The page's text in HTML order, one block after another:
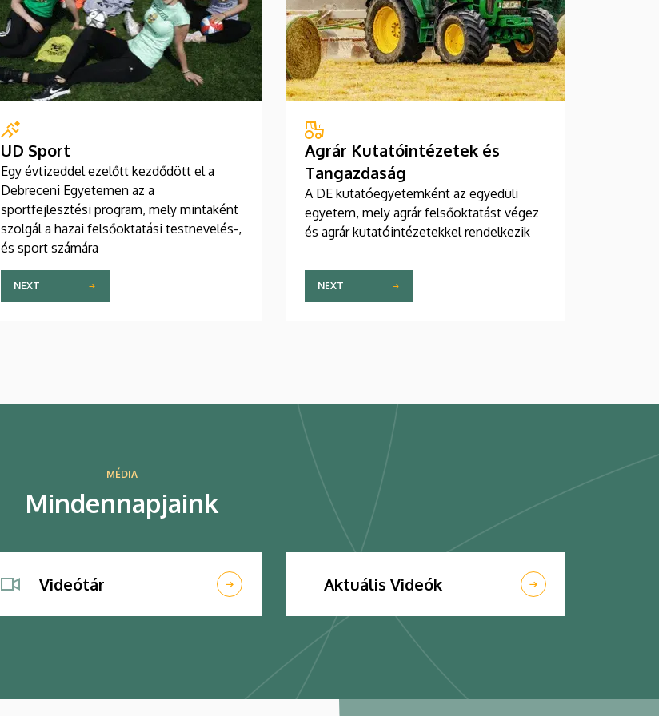
UD Sport
Egy évtizeddel ezelőtt kezdődött el a
Debreceni Egyetemen az a
sportfejlesztési program, mely mintaként
szolgál a hazai felsőoktatási testnevelés-,
és sport számára
NEXT
Agrár Kutatóintézetek és
Tangazdaság
A DE kutatóegyetemként az egyedüli
egyetem, mely agrár felsőoktatást végez
és agrár kutatóintézetekkel rendelkezik
NEXT
MÉDIA
Mindennapjaink
Videótár Aktuális Videók